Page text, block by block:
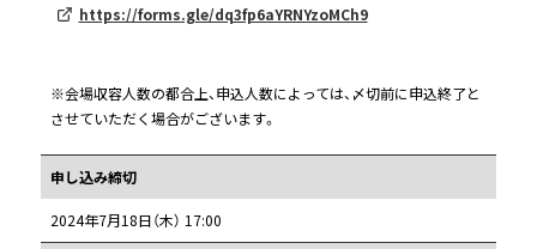
https://forms.gle/dq3fp6aYRNYzoMCh9
※会場収容人数の都合上、申込人数によっては、〆切前に申込終了と
させていただく場合がございます。
申し込み締切
2024年7月18日（木） 17:00